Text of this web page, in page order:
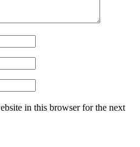
in this browser for the next